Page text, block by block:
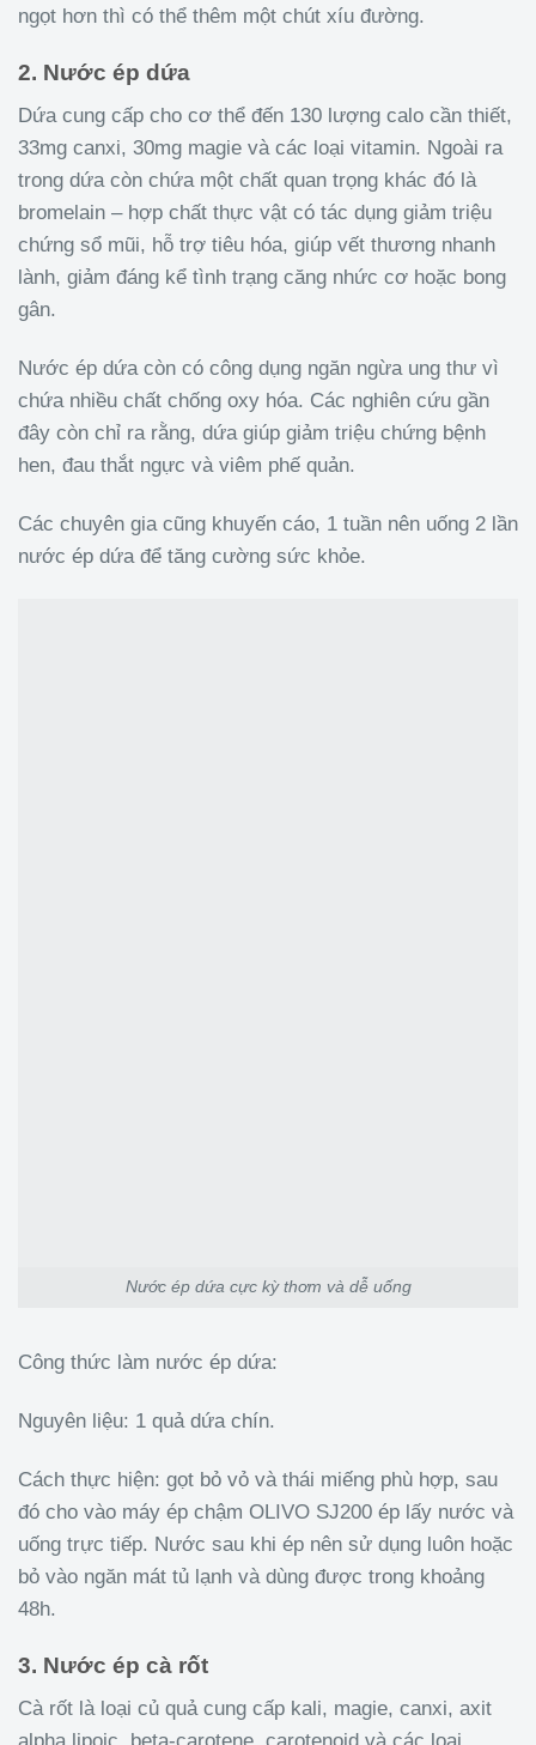
ngọt hơn thì có thể thêm một chút xíu đường.
2. Nước ép dứa
Dứa cung cấp cho cơ thể đến 130 lượng calo cần thiết,
33mg canxi, 30mg magie và các loại vitamin. Ngoài ra
trong dứa còn chứa một chất quan trọng khác đó là
bromelain – hợp chất thực vật có tác dụng giảm triệu
chứng sổ mũi, hỗ trợ tiêu hóa, giúp vết thương nhanh
lành, giảm đáng kể tình trạng căng nhức cơ hoặc bong
gân.
Nước ép dứa còn có công dụng ngăn ngừa ung thư vì
chứa nhiều chất chống oxy hóa. Các nghiên cứu gần
đây còn chỉ ra rằng, dứa giúp giảm triệu chứng bệnh
hen, đau thắt ngực và viêm phế quản.
Các chuyên gia cũng khuyến cáo, 1 tuần nên uống 2 lần
nước ép dứa để tăng cường sức khỏe.
Nước ép dứa cực kỳ thơm và dễ uống
Công thức làm nước ép dứa:
Nguyên liệu: 1 quả dứa chín.
Cách thực hiện: gọt bỏ vỏ và thái miếng phù hợp, sau
đó cho vào máy ép chậm OLIVO SJ200 ép lấy nước và
uống trực tiếp. Nước sau khi ép nên sử dụng luôn hoặc
bỏ vào ngăn mát tủ lạnh và dùng được trong khoảng
48h.
3. Nước ép cà rốt
Cà rốt là loại củ quả cung cấp kali, magie, canxi, axit